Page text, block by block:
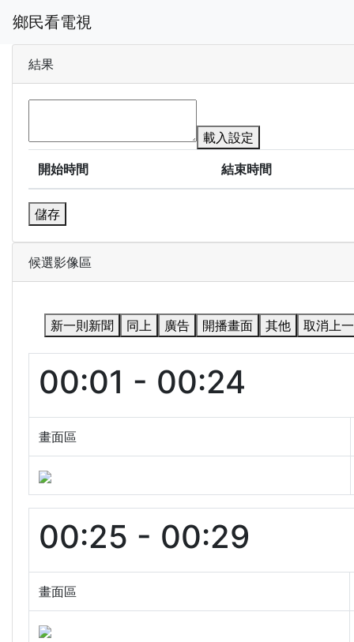
鄉民看電視
結果
載入設定
開始時間
結束時間
儲存
候選影像區
新一則新聞 同上 廣告 開播畫面 其他 取消上
00:01 - 00:24
畫面區
00:25 - 00:29
畫面區